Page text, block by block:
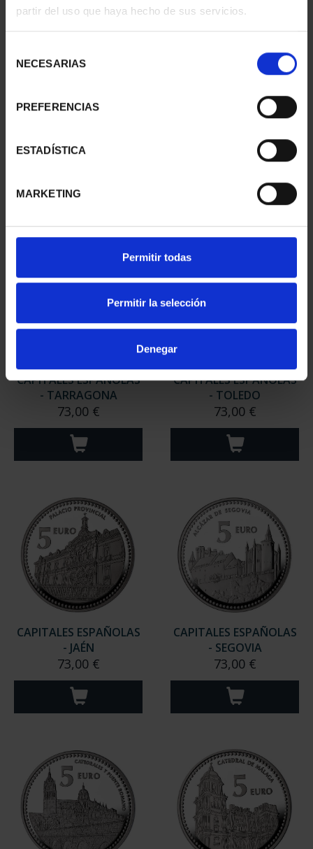
partir del uso que haya hecho de sus servicios.
NECESARIAS
PREFERENCIAS
ESTADÍSTICA
MARKETING
Permitir todas
Permitir la selección
Denegar
- PONTEVEDRA
73,00 €
- HUELVA
CAPITALES ESPAÑOLAS
- TARRAGONA
73,00 €
CAPITALES ESPAÑOLAS
- TOLEDO
73,00 €
CAPITALES ESPAÑOLAS
- JAÉN
73,00 €
CAPITALES ESPAÑOLAS
- SEGOVIA
73,00 €